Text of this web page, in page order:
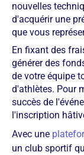
nouvelles
d'acquérir une
que vous
En fixant des
générer des
de votre équipe
d'athlètes. Pour
succès de
l'inscription
Avec une
un club sportif